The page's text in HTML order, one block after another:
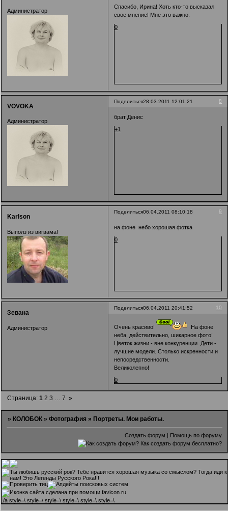
Администратор
Спасибо, Ирина! Хоть кто-то высказал
свое мнение! Мне это важно.
0
Поделиться 8
28.03.2011 12:01:21
VOVOKA
Администратор
брат Денис
+1
Поделиться 9
06.04.2011 08:10:18
Karlson
Выполз из вигвама!
на фоне небо хорошая фотка
0
Поделиться 10
06.04.2011 20:41:52
Зевана
Администратор Очень красиво!
На фоне
неба, действительно, шикарное фото!
Цветок жизни - вне конкуренции. Дети -
лучшие модели. Столько искренности и
непосредственности.
Великолепно!
0
Страница:1 2 3 7 »
» КОЛОБОК »Фотография » Портреты. Мои работы.
Создать форум | Помощь по форуму
/a style=\ style=\ style=\ style=\ style=\ style=\